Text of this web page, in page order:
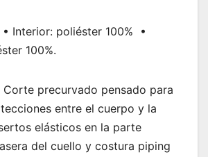
• Interior: poliéster 100% •
100%.
Corte precurvado pensado para
entre el cuerpo y la
elásticos en la parte
del cuello y costura piping